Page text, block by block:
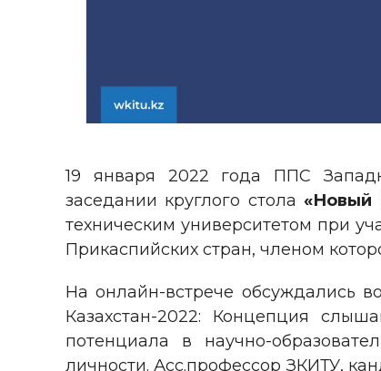
19 января 2022 года ППС
заседании круглого стола«Новый
техническим университетом при
Прикаспийских стран, членом
На онлайн-встрече обсуждались
Казахстан-2022: Концепция
потенциала в научно-
личности. Асс.профессор ЗКИТУ,